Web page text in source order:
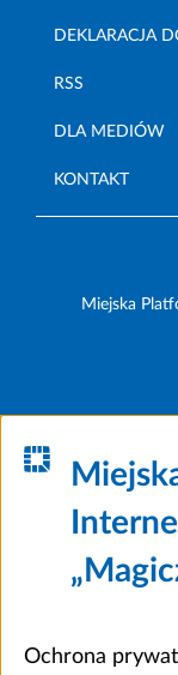
DEKLARACJA
RSS
DLA MEDIÓW
KONTAKT
Miejska
Ochrona